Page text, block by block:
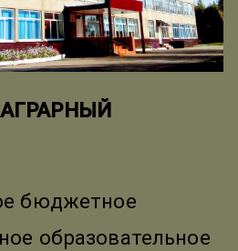
бюджетное
образовательное